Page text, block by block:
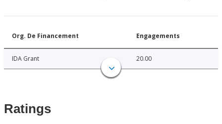
Org. De Financement Engagements
IDA Grant 20.00
Ratings